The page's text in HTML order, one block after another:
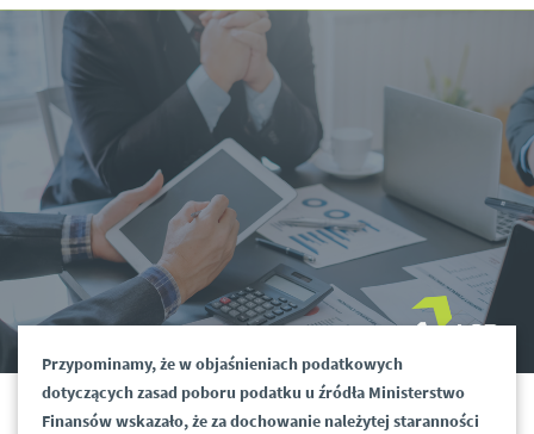
Przypominamy, że w objaśnieniach podatkowych
dotyczących zasad poboru podatku u źródła Ministerstwo
Finansów wskazało, że za dochowanie należytej staranności